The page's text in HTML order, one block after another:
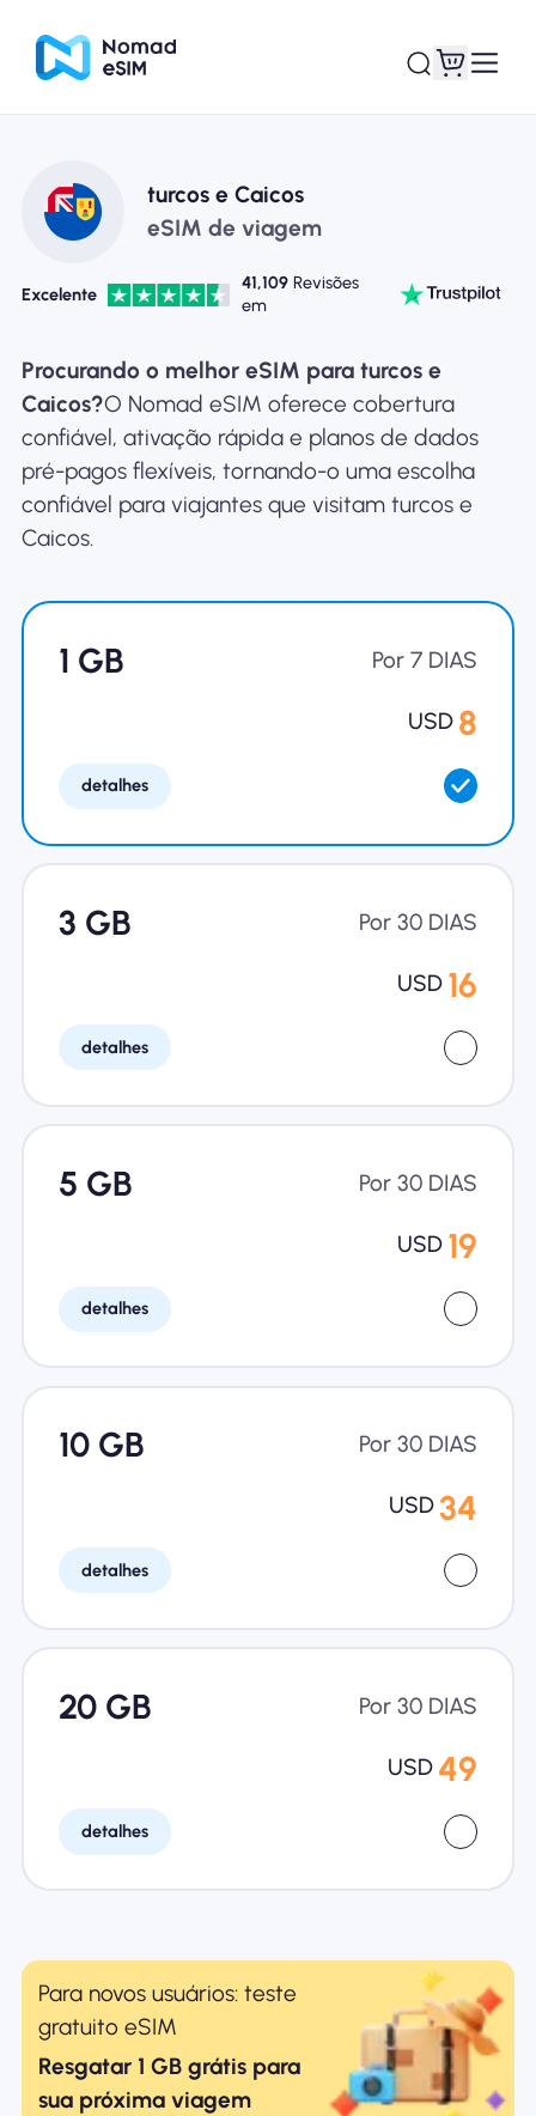
Entrar Inscrever-se
Sobre o eSIM
Por que Nomad eSIM
Usando um eSIM
Para negócios
turcos e Caicos
eSIM de viagem
Excelente
41,109 Revisões
em
Procurando o melhor eSIM para turcos e
Caicos?O Nomad eSIM oferece cobertura
confiável, ativação rápida e planos de dados
pré-pagos flexíveis, tornando-o uma escolha
confiável para viajantes que visitam turcos e
Caicos.
1 GB Por 7 DIAS
USD 8
detalhes
3 GB Por 30 DIAS
USD 16
detalhes
5 GB Por 30 DIAS
USD 19
detalhes
10 GB Por 30 DIAS
USD 34
detalhes
20 GB Por 30 DIAS
USD 49
detalhes
Para novos usuários: teste
gratuito eSIM
Resgatar 1 GB grátis para
sua próxima viagem